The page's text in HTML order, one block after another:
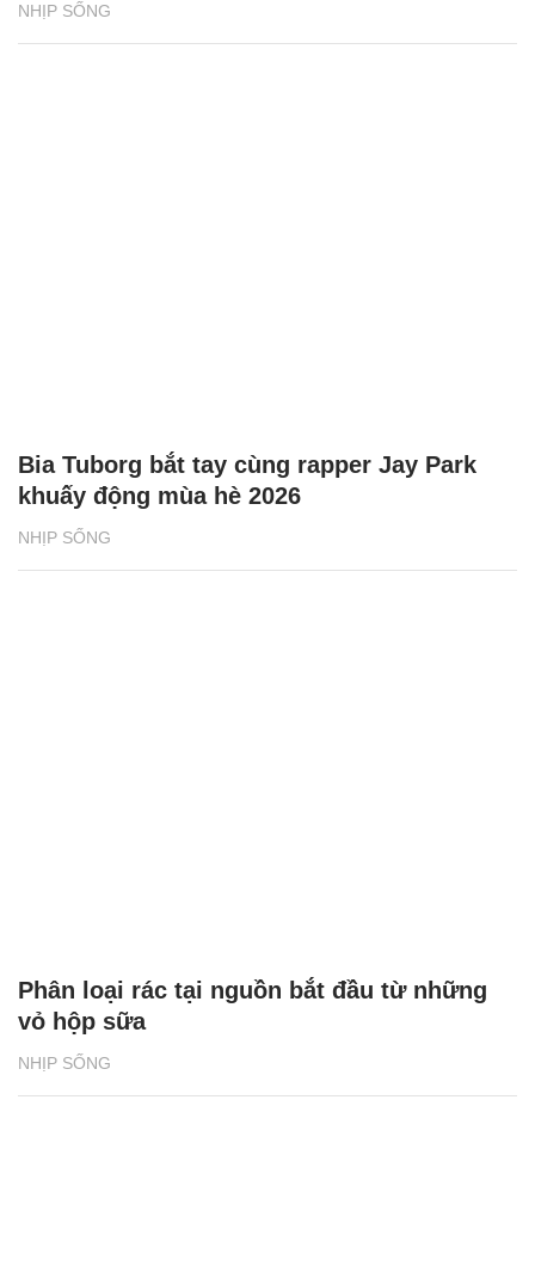
NHỊP SỐNG
NHỊP SỐNG
Bia Tuborg bắt tay cùng rapper Jay Park
khuấy động mùa hè 2026
NHỊP SỐNG
Phân loại rác tại nguồn bắt đầu từ những
vỏ hộp sữa